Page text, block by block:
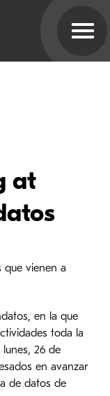
at
que vienen a
en la que
toda la
lunes, 26 de
en avanzar
de datos de